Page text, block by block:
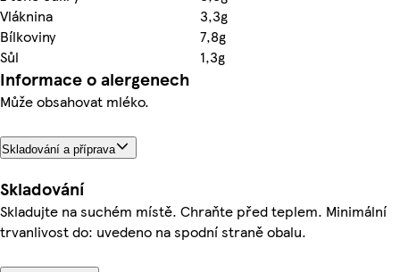
Vláknina
3,3g
Bílkoviny
7,8g
Sůl
1,3g
Informace o alergenech
Může obsahovat mléko.
Skladování a příprava
Skladování
Skladujte na suchém místě. Chraňte před teplem. Minimální
trvanlivost do: uvedeno na spodní straně obalu.